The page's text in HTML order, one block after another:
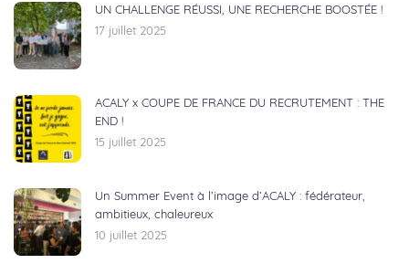
UN CHALLENGE RÉUSSI, UNE RECHERCHE BOOSTÉE !
17 juillet 2025
ACALY x COUPE DE FRANCE DU RECRUTEMENT : THE
END !
15 juillet 2025
Un Summer Event à l’image d’ACALY : fédérateur,
ambitieux, chaleureux
10 juillet 2025